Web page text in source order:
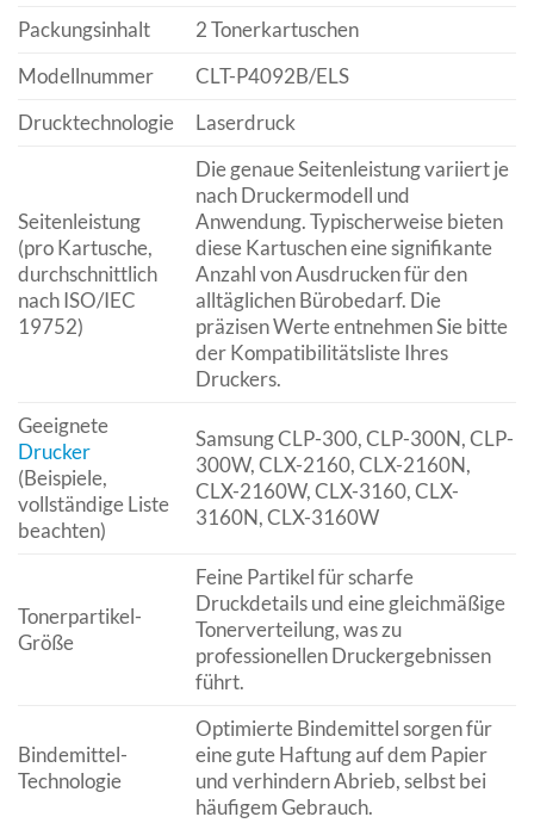
Packungsinhalt
2 Tonerkartuschen
Modellnummer
CLT-P4092B/ELS
Drucktechnologie
Laserdruck
Seitenleistung
(pro Kartusche,
durchschnittlich
nach ISO/IEC
19752)
Die genaue Seitenleistung variiert je
nach Druckermodell und
Anwendung. Typischerweise bieten
diese Kartuschen eine signifikante
Anzahl von Ausdrucken für den
alltäglichen Bürobedarf. Die
präzisen Werte entnehmen Sie bitte
der Kompatibilitätsliste Ihres
Druckers.
Geeignete
Drucker
(Beispiele,
vollständige Liste
beachten)
Samsung CLP-300, CLP-300N, CLP-
300W, CLX-2160, CLX-2160N,
CLX-2160W, CLX-3160, CLX-
3160N, CLX-3160W
Tonerpartikel-
Größe
Feine Partikel für scharfe
Druckdetails und eine gleichmäßige
Tonerverteilung, was zu
professionellen Druckergebnissen
führt.
Bindemittel-
Technologie
Optimierte Bindemittel sorgen für
eine gute Haftung auf dem Papier
und verhindern Abrieb, selbst bei
häufigem Gebrauch.